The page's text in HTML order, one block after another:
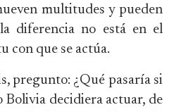
multitudes y pueden
diferencia no está en el
con que se actúa.
pregunto: ¿Qué pasaría si
Bolivia decidiera actuar, de